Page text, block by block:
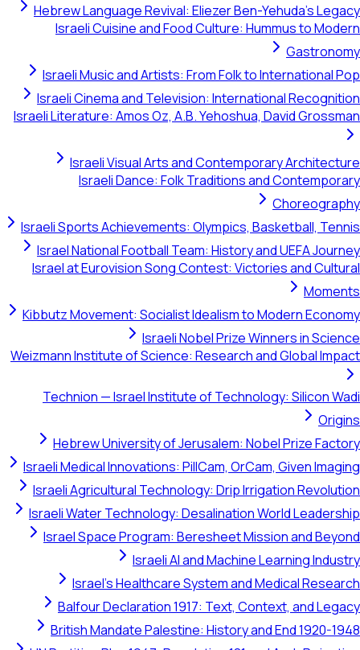
Hebrew Language Revival: Eliezer Ben-Yehuda's Legacy
Israeli Cuisine and Food Culture: Hummus to Modern
Gastronomy
Israeli Music and Artists: From Folk to International Pop
Israeli Cinema and Television: International Recognition
Israeli Literature: Amos Oz, A.B. Yehoshua, David Grossman
Israeli Visual Arts and Contemporary Architecture
Israeli Dance: Folk Traditions and Contemporary
Choreography
Israeli Sports Achievements: Olympics, Basketball, Tennis
Israel National Football Team: History and UEFA Journey
Israel at Eurovision Song Contest: Victories and Cultural
Moments
Kibbutz Movement: Socialist Idealism to Modern Economy
Israeli Nobel Prize Winners in Science
Weizmann Institute of Science: Research and Global Impact
Technion — Israel Institute of Technology: Silicon Wadi
Origins
Hebrew University of Jerusalem: Nobel Prize Factory
Israeli Medical Innovations: PillCam, OrCam, Given Imaging
Israeli Agricultural Technology: Drip Irrigation Revolution
Israeli Water Technology: Desalination World Leadership
Israel Space Program: Beresheet Mission and Beyond
Israeli AI and Machine Learning Industry
Israel's Healthcare System and Medical Research
Balfour Declaration 1917: Text, Context, and Legacy
British Mandate Palestine: History and End 1920-1948